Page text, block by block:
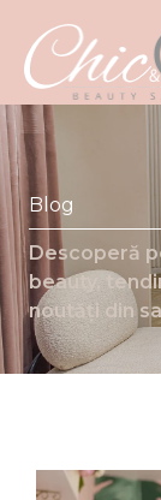
content
Blog
Descoperă
beauty,
noutăți din